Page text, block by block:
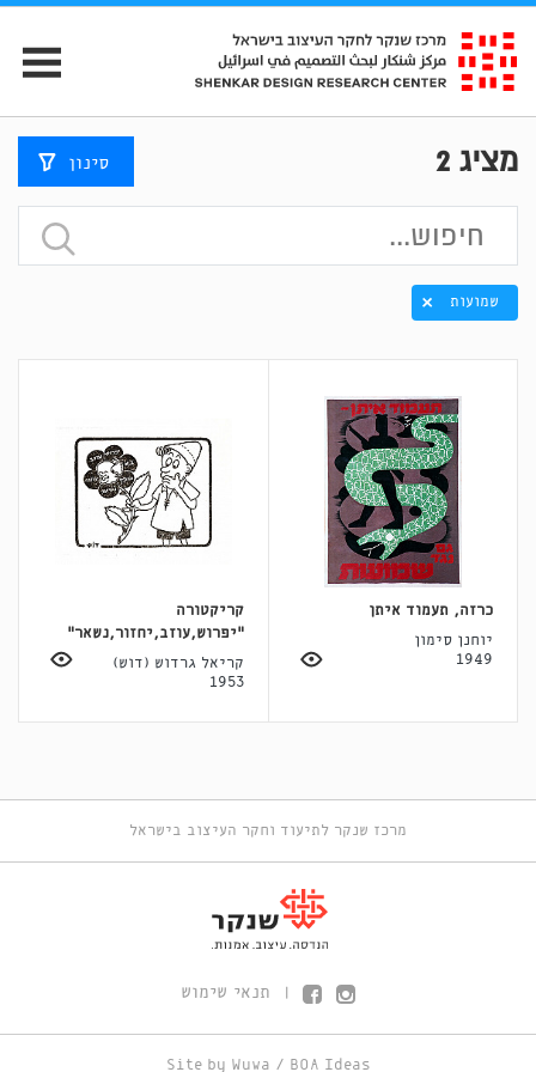
מציג 2 סינון
שמועות
כרזה, תעמוד איתן
יוחנן סימון
1949
קריקטורה
"יפרוש,עוזב,יחזור,נשאר"
קריאל גרדוש (דוש)
1953
מרכז שנקר לתיעוד וחקר העיצוב בישראל
תנאי שימוש
Site by Wuwa / BOA Ideas